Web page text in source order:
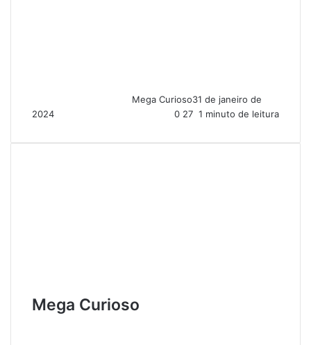
Mega Curioso31 de janeiro de
2024
0 27 1 minuto de leitura
Mega Curioso